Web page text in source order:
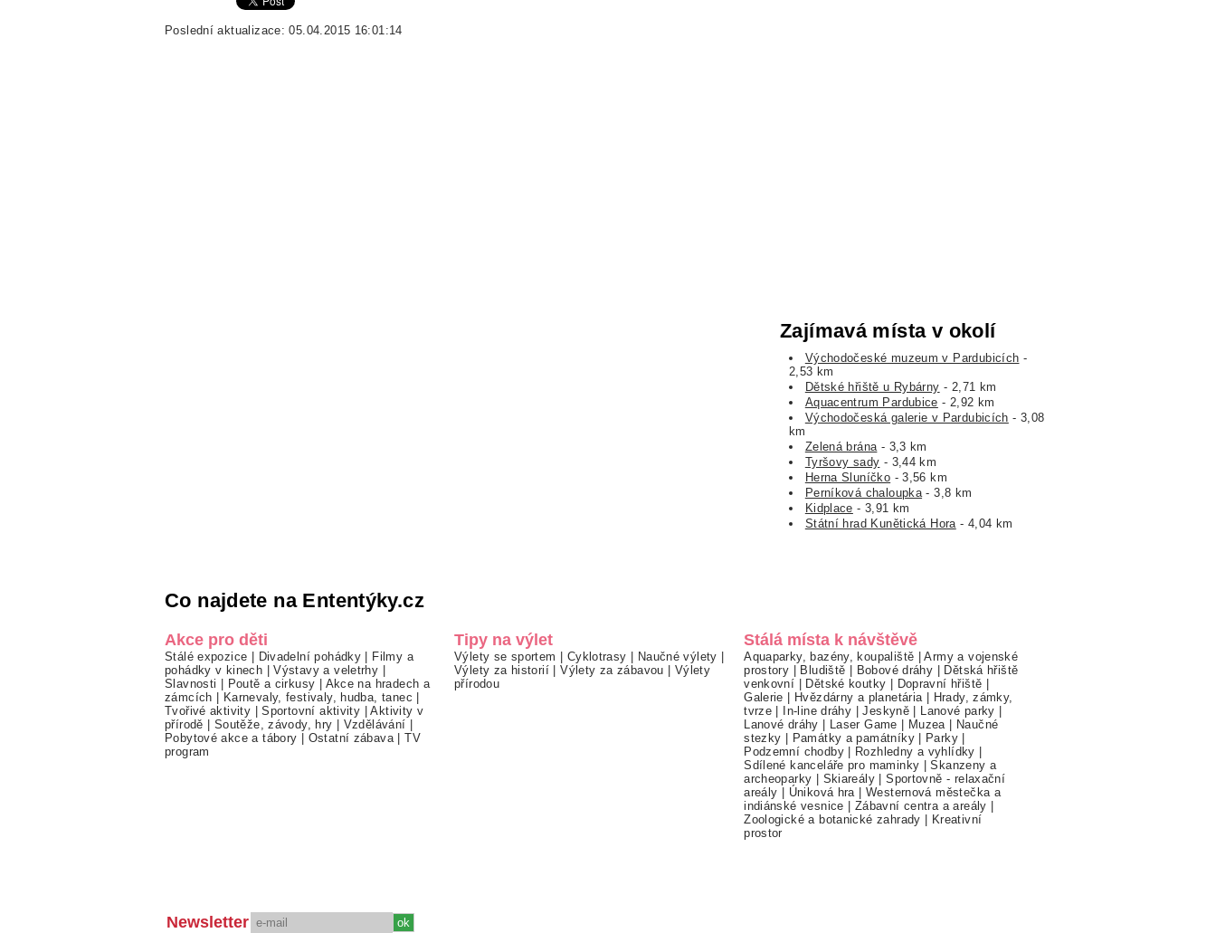
Poslední aktualizace: 05.04.2015 16:01:14
Zajímavá místa v okolí
Východočeské muzeum v Pardubicích -
2,53 km
Dětské hřiště u Rybárny - 2,71 km
Aquacentrum Pardubice - 2,92 km
Východočeská galerie v Pardubicích - 3,08
km
Zelená brána- 3,3 km
Tyršovy sady - 3,44 km
Herna Sluníčko - 3,56 km
Perníková chaloupka- 3,8 km
Kidplace - 3,91 km
Státní hrad Kunětická Hora- 4,04 km
Co najdete na Ententýky.cz
Akce pro děti
Stálé expozice | Divadelní pohádky | Filmy a
pohádky v kinech |Výstavy a veletrhy |
Slavnosti | Poutě a cirkusy | Akce na hradech a
zámcích | Karnevaly, festivaly, hudba, tanec |
Tvořivé aktivity |Sportovní aktivity |Aktivity v
přírodě | Soutěže, závody, hry | Vzdělávání |
Pobytové akce a tábory | Ostatní zábava |TV
program
Tipy na výlet
Výlety se sportem | Cyklotrasy | Naučné výlety |
Výlety za historií |Výlety za zábavou | Výlety
přírodou
Stálá místa k návštěvě
Aquaparky, bazény, koupaliště |Army a vojenské
prostory | Bludiště | Bobové dráhy | Dětská hřiště
venkovní | Dětské koutky | Dopravní hřiště |
Galerie | Hvězdárny a planetária | Hrady, zámky,
tvrze | In-line dráhy |Jeskyně | Lanové parky |
Lanové dráhy | Laser Game | Muzea | Naučné
stezky | Památky a památníky| Parky |
Podzemní chodby| Rozhledny a vyhlídky |
Sdílené kanceláře pro maminky |Skanzeny a
archeoparky | Skiareály |Sportovně - relaxační
areály | Úniková hra |Westernová městečka a
indiánské vesnice | Zábavní centra a areály |
Zoologické a botanické zahrady | Kreativní
prostor
Newsletter